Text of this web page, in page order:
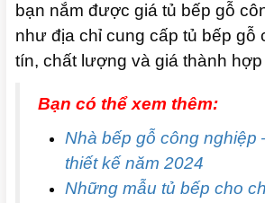
bạn nắm được giá tủ bếp gỗ
như địa chỉ cung cấp tủ bếp gỗ
tín, chất lượng và giá thành hợp
Bạn có thể xem thêm:
Nhà bếp gỗ công nghiệp
thiết kế năm 2024
Những mẫu tủ bếp cho